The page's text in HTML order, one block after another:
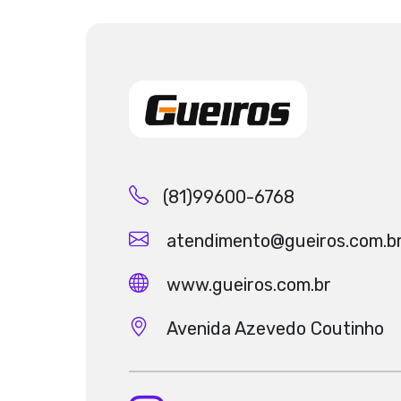
(81)99600-6768
www.gueiros.com.br
Avenida Azevedo Coutinho